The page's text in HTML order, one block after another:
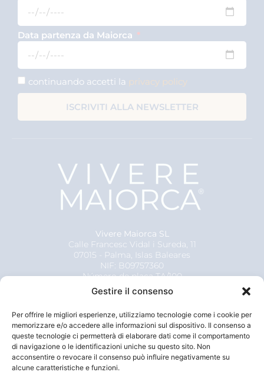
Gestire il consenso
Per offrire le migliori esperienze, utilizziamo tecnologie come i cookie per
memorizzare e/o accedere alle informazioni sul dispositivo. Il consenso a
queste tecnologie ci permetterà di elaborare dati come il comportamento
di navigazione o le identificazioni uniche su questo sito. Non
acconsentire o revocare il consenso può influire negativamente su
alcune caratteristiche e funzioni.
Data partenza da Maiorca
continuando accetti la privacy policy
ISCRIVITI ALLA NEWSLETTER
Vivere Maiorca SL
Calle Francesc Vidal i Sureda, 11
07015 - Palma, Islas Baleares
NIF: B09757360
Número de placa TA/100
Número de placa MT/183